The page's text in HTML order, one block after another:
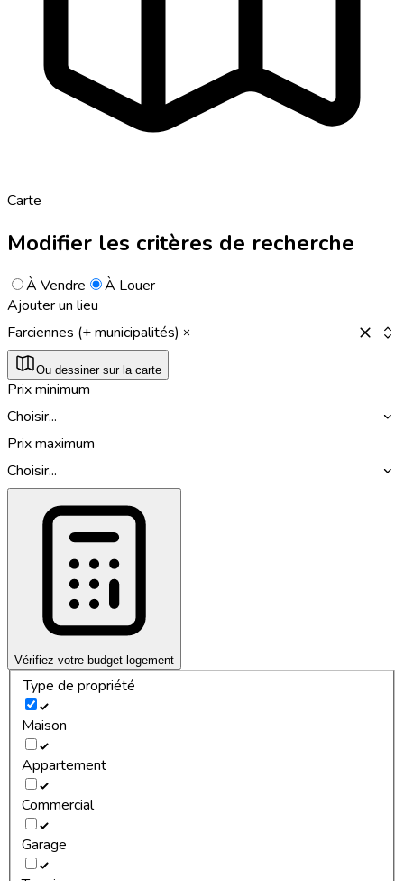
Carte
Modifier les critères de recherche
À Vendre
À Louer
Ajouter un lieu
Farciennes (+ municipalités)
Ou dessiner sur la carte
Prix minimum
Choisir...
Prix maximum
Choisir...
Vérifiez votre budget logement
Type de propriété
Maison
Appartement
Commercial
Garage